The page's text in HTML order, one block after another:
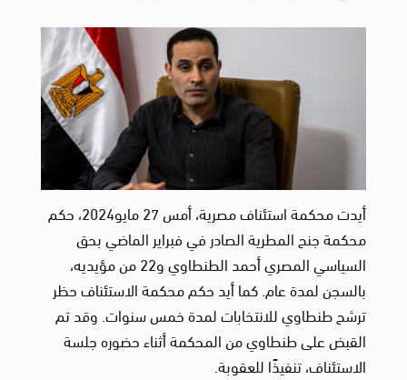
أيدت محكمة استئناف مصرية، أمس 27 مايو2024، حكم
محكمة جنح المطرية الصادر في فبراير الماضي بحق
السياسي المصري أحمد الطنطاوي و22 من مؤيديه،
بالسجن لمدة عام. كما أيد حكم محكمة الاستئناف حظر
ترشح طنطاوي للانتخابات لمدة خمس سنوات. وقد تم
القبض على طنطاوي من المحكمة أثناء حضوره جلسة
الاستئناف، تنفيذًا للعقوبة.